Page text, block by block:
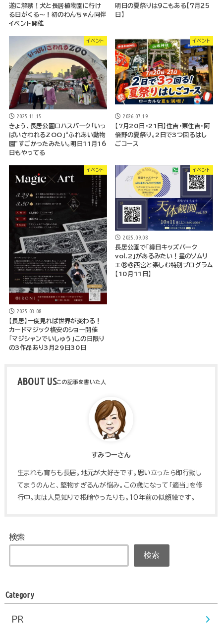
遂に解禁！犬と長居植物園に行け
る日がくる～！初のわんちゃん同伴
イベント開催
明日の夏祭りは９こもある【７月２５
日】
イベント
2025.11.15
きょう、長居公園ロハスパーク「いっ
ぱいさわれるZOO」“ふれあい動物
園”すごかったみたい。明日11月16
日もやってる
イベント
2026.07.19
【7月20日・21日】住吉・東住吉・阿
倍野の夏祭り。2日で3つ回るはし
ごコース
イベント
2025.03.08
【長居】一度見れば世界が変わる！
カードマジック格安のショー開催
「マジシャンでいしゅう」この日限り
の3作品あり3月29日30日
イベント
2025.09.08
長居公園で「縁日キッズパーク
vol.2」があるみたい！星のソムリ
エ®＠西宮と楽しむ特別プログラム
【10月11日】
ABOUT US
すみつーさん
生まれも育ちも長居。地元が大好きです。思い立ったら即行動し
てまうのんと、堅物すぎるんが悩み。この歳になって「適当」を修
行中。実は人見知りで根暗やったりも。10年前の似顔絵です。
検索
検索
Category
PR